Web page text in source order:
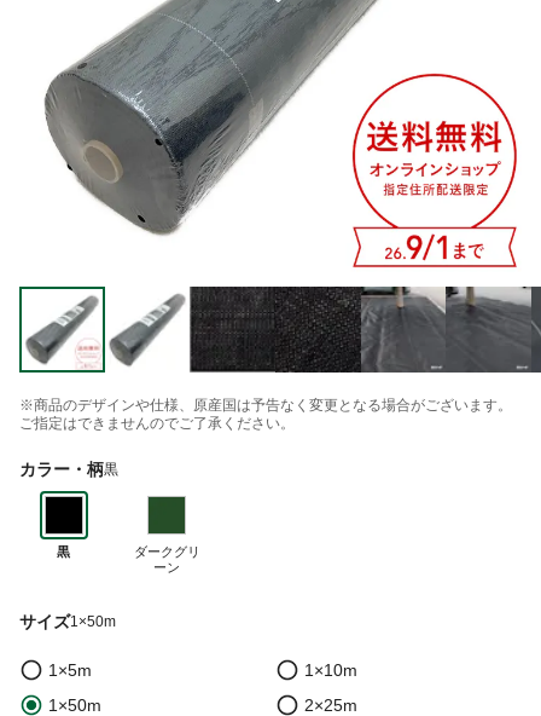
※商品のデザインや仕様、原産国は予告なく変更となる場合がございます。
ご指定はできませんのでご了承ください。
カラー・柄黒
黒
ダークグリ
ーン
サイズ1×50m
1×5m
1×10m
1×50m
2×25m